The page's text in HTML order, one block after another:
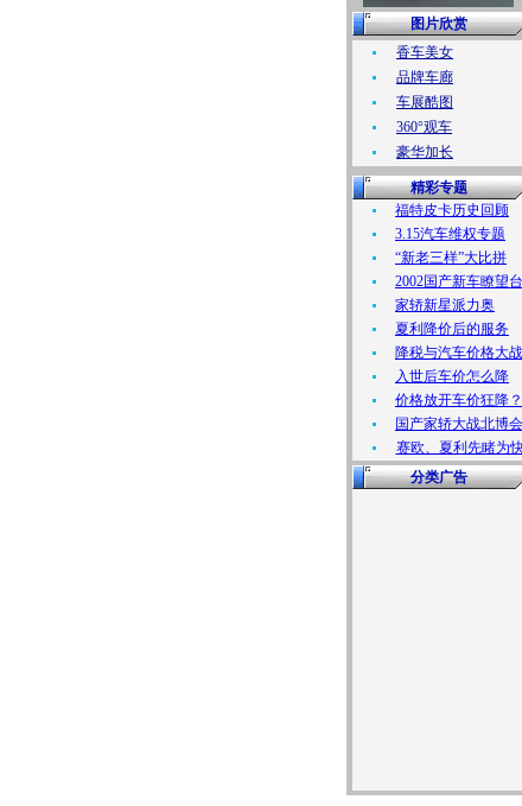
图片欣赏
香车美女
品牌车廊
车展酷图
360°观车
豪华加长
精彩专题
福特皮卡历史回顾
3.15汽车维权专题
“新老三样”大比拼
2002国产新车瞭望台
家轿新星派力奥
夏利降价后的服务
降税与汽车价格大战
入世后车价怎么降
价格放开车价狂降？
国产家轿大战北博会
赛欧、夏利先睹为
分类广告